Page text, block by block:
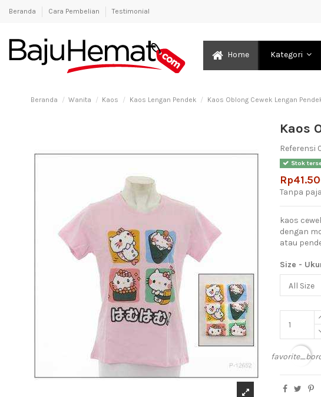
Beranda Cara Pembelian Testimonial
Home Kategori
Beranda Wanita Kaos Kaos Lengan Pendek Kaos Oblong Cewek Lengan
Kaos
Referensi
Stok
Tanpa
kaos
dengan
atau
Size -